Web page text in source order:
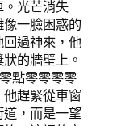
。光芒消失
一臉困惑的
過神來，他
的牆壁上。
點零零零零
趕緊從車窗
，而是一望